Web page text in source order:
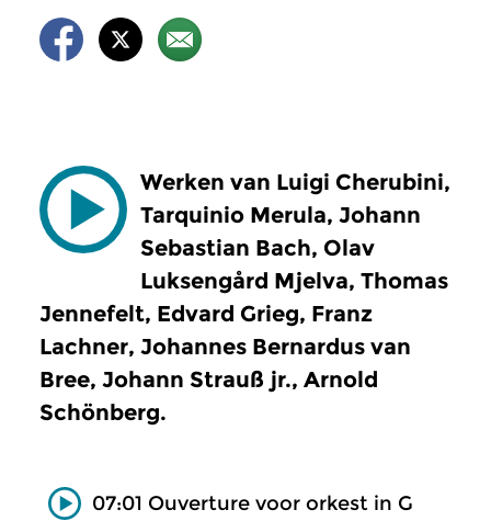
Werken van Luigi Cherubini,
Tarquinio Merula, Johann
Sebastian Bach, Olav
Luksengård Mjelva, Thomas
Jennefelt, Edvard Grieg, Franz
Lachner, Johannes Bernardus van
Bree, Johann Strauß jr., Arnold
Schönberg.
07:01 Ouverture voor orkest in G